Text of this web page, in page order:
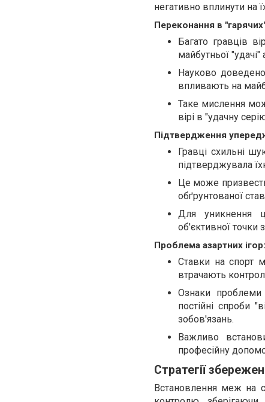
негативно вплинути на
Переконання в
Багато гравців
майбутньої "удачі"
Науково
впливають на
Таке мислення
вірі в "удачну
Підтвердження
Гравці схильні
підтверджувала
Це може
обґрунтованої
Для уникнення
об'єктивної точки
Проблема азартних
Ставки на спорт
втрачають
Ознаки
постійні спроби
зобов'язань.
Важливо
професійну
Стратегії
Встановлення меж на